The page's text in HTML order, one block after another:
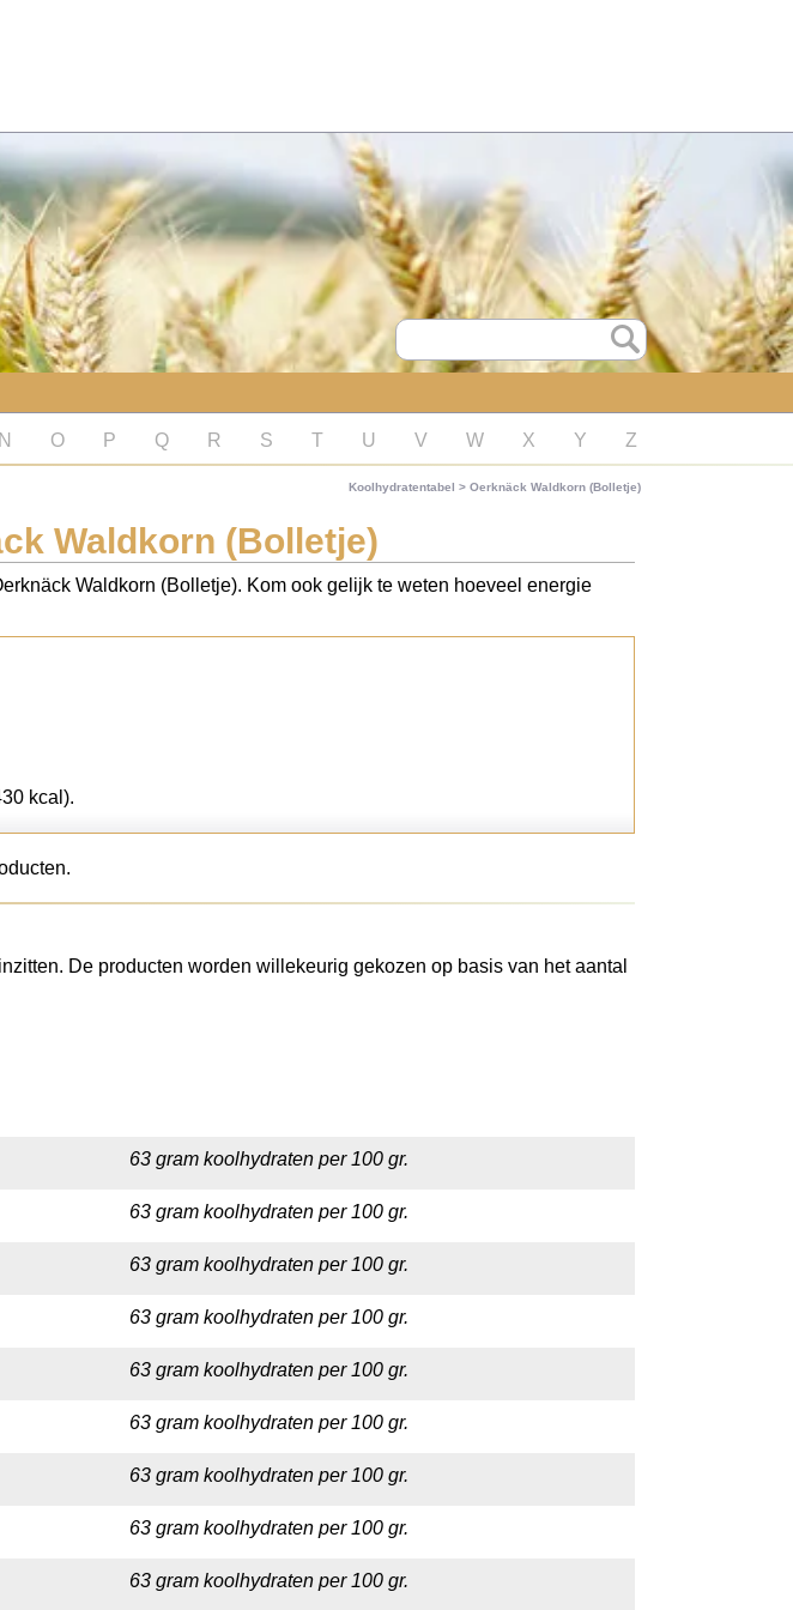
N O P Q R S T U V W X Y Z
Koolhydratentabel > Oerknäck Waldkorn (Bolletje)
Waldkorn (Bolletje)
Waldkorn (Bolletje). Kom ook gelijk te weten hoeveel energie
kcal).
De producten worden willekeurig gekozen op basis van het aantal
63 gram koolhydraten per 100 gr.
63 gram koolhydraten per 100 gr.
63 gram koolhydraten per 100 gr.
63 gram koolhydraten per 100 gr.
63 gram koolhydraten per 100 gr.
63 gram koolhydraten per 100 gr.
63 gram koolhydraten per 100 gr.
63 gram koolhydraten per 100 gr.
63 gram koolhydraten per 100 gr.